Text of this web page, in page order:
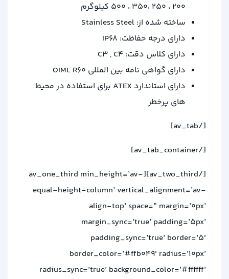
200 ، 250 ،350 ، 500 کیلوگرم
ساخته شده از: Stainless Steel
دارای درجه حفاظت: IP68
دارای کلاس دقت: C3 , C4
دارای گواهی نامه بین المللی OIML R60
دارای استاندارد ATEX برای استفاده در محیط
های پرخطر
[/av_tab]
[/av_tab_container]
[/av_two_third][av_one_third min_height=’av-
equal-height-column’ vertical_alignment=’av-
align-top’ space=” margin=’0px’
margin_sync=’true’ padding=’5px’
padding_sync=’true’ border=’5′
border_color=’#ffb049′ radius=’10px’
radius_sync=’true’ background_color=’#ffffff’